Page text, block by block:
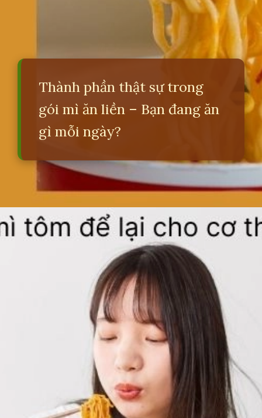
Thành phần thật sự trong
gói mì ăn liền – Bạn đang ăn
gì mỗi ngày?
Đang mởhttps://erci.edu.vn/tac-hai-mi-tom